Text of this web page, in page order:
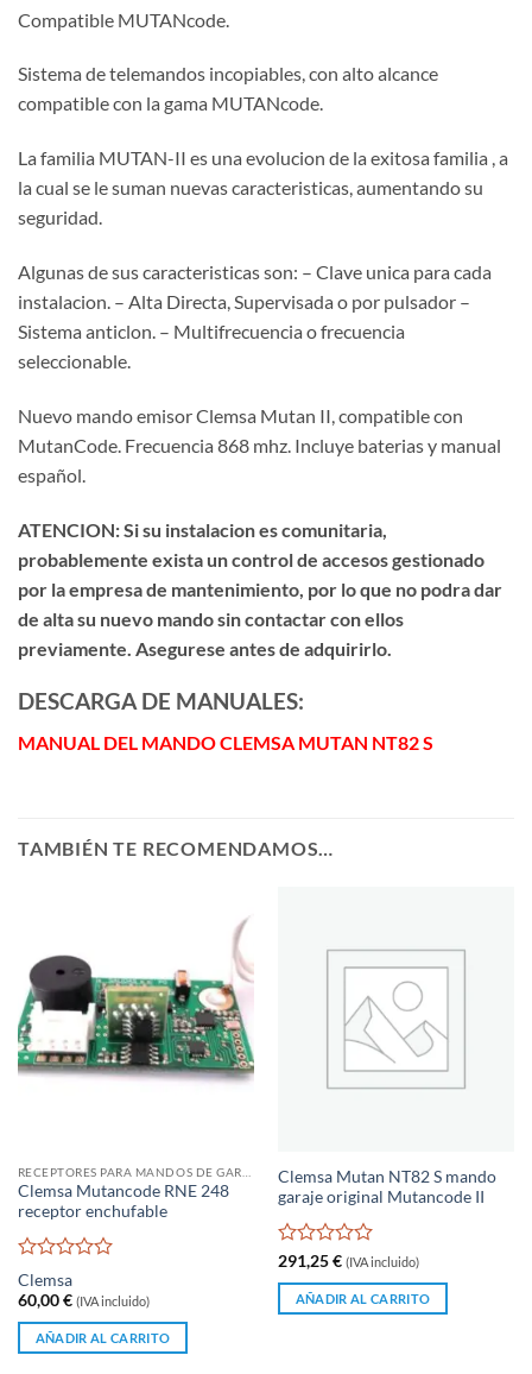
Compatible MUTANcode.
Sistema de telemandos incopiables, con alto alcance
compatible con la gama MUTANcode.
La familia MUTAN-II es una evolucion de la exitosa familia , a
la cual se le suman nuevas caracteristicas, aumentando su
seguridad.
Algunas de sus caracteristicas son: – Clave unica para cada
instalacion. – Alta Directa, Supervisada o por pulsador –
Sistema anticlon. – Multifrecuencia o frecuencia
seleccionable.
Nuevo mando emisor Clemsa Mutan II, compatible con
MutanCode. Frecuencia 868 mhz. Incluye baterias y manual
español.
ATENCION: Si su instalacion es comunitaria,
probablemente exista un control de accesos gestionado
por la empresa de mantenimiento, por lo que no podra dar
de alta su nuevo mando sin contactar con ellos
previamente. Asegurese antes de adquirirlo.
DESCARGA DE MANUALES:
MANUAL DEL MANDO CLEMSA MUTAN NT82 S
TAMBIÉN TE RECOMENDAMOS…
Clemsa Mutancode RNE 248
receptor enchufable
Valorado
con
0
5
Clemsa
60,00€ (IVA incluido)
AÑADIR AL CARRITO
Clemsa Mutan NT82 S mando
garaje original Mutancode II
Valorado
con
de
291,25€ (IVA incluido)
AÑADIR AL CARRITO